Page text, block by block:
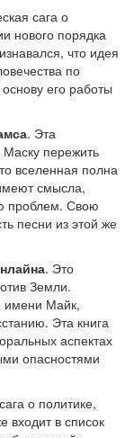
сага о
нового порядка
что идея
по
его работы
. Эта
пережить
вселенная полна
смысла,
проблем. Свою
песни из этой же
. Это
Земли.
имени Майк,
Эта книга
аспектах
опасностями
о политике,
входит в список